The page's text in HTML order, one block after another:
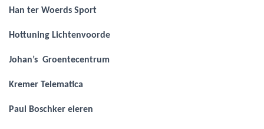
Han ter Woerds Sport
Hottuning Lichtenvoorde
Johan’s Groentecentrum
Kremer Telematica
Paul Boschker eieren